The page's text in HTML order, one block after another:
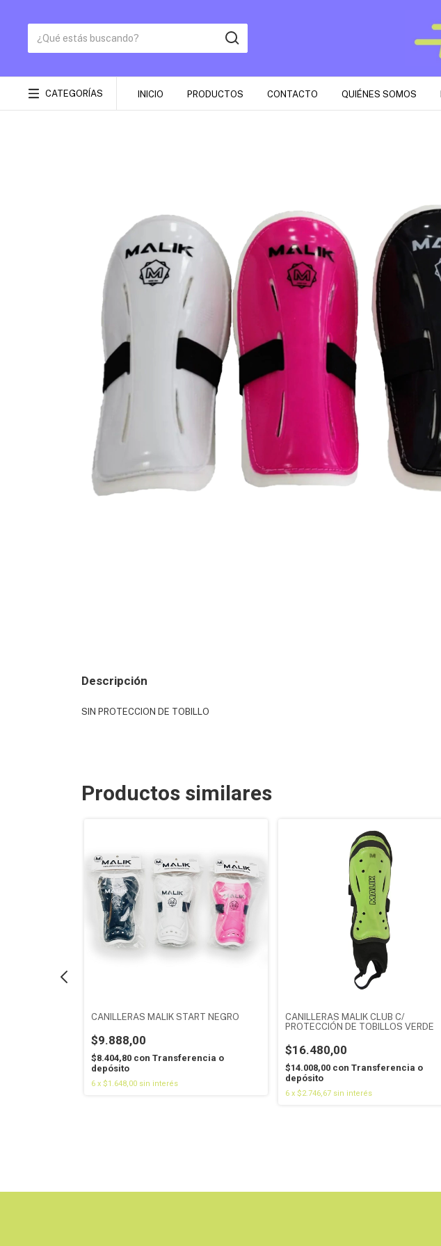
CATEGORÍAS INICIO PRODUCTOS CONTACTO QUIÉNES SOMOS
Descripción
SIN PROTECCION DE TOBILLO
Productos similares
CANILLERAS MALIK START NEGRO
$9.888,00
$8.404,80 con Transferencia o
depósito
6 x $1.648,00 sin interés
CANILLERAS MALIK CLUB C/
PROTECCIÓN DE TOBILLOS VERDE
$16.480,00
$14.008,00 con Transferencia o
depósito
6 x $2.746,67 sin interés